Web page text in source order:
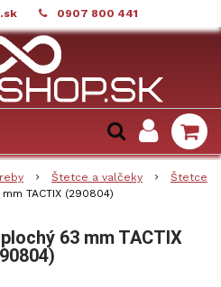
0907 800 441
Štetce a valčeky
Štetce
TACTIX (290804)
63 mm TACTIX